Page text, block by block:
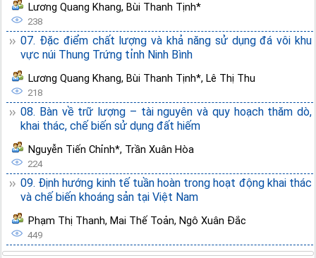
Lương Quang Khang, Bùi Thanh Tịnh*
238
07. Đặc điểm chất lượng và khả năng sử dụng đá vôi khu
vực núi Thung Trứng tỉnh Ninh Bình
Lương Quang Khang, Bùi Thanh Tịnh*, Lê Thị Thu
218
08. Bàn về trữ lượng – tài nguyên và quy hoạch thăm dò,
khai thác, chế biến sử dụng đất hiếm
Nguyễn Tiến Chỉnh*, Trần Xuân Hòa
224
09. Định hướng kinh tế tuần hoàn trong hoạt động khai thác
và chế biến khoáng sản tại Việt Nam
Phạm Thị Thanh, Mai Thế Toản, Ngô Xuân Đắc
449